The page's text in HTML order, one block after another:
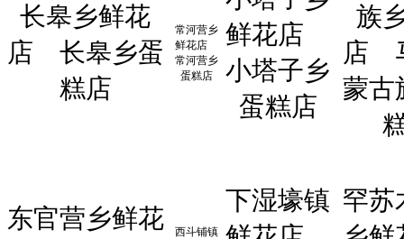
长皋乡鲜花
店
长皋乡蛋
糕店
常河营乡
鲜花店
常河营乡
蛋糕店
鲜花店
小塔子乡
蛋糕店
族
店
蒙古
东官营乡鲜花
西斗铺镇
下湿壕镇 罕苏